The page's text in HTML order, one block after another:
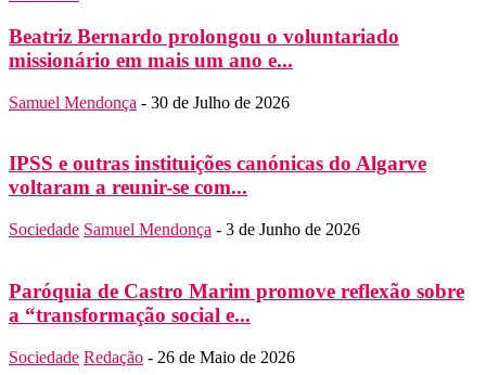
Beatriz Bernardo prolongou o voluntariado
missionário em mais um ano e...
Samuel Mendonça - 30 de Julho de 2026
IPSS e outras instituições canónicas do Algarve
voltaram a reunir-se com...
Sociedade Samuel Mendonça - 3 de Junho de 2026
Paróquia de Castro Marim promove reflexão sobre
a “transformação social e...
Sociedade Redação - 26 de Maio de 2026